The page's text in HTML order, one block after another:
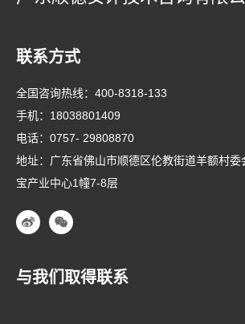
联系方式
全国咨询热线： 400-8318-133
手机： 18038801409
电话： 0757- 29808870
地址：广东省佛山市顺德区伦教街道羊额村
宝产业中心1幢7-8层
与我们取得联系